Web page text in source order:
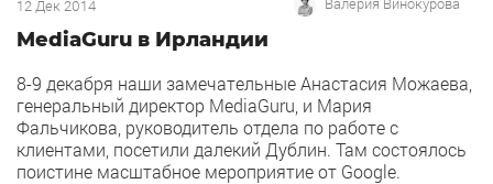
12 Дек 2014
MediaGuru в Ирландии
8-9 декабря наши замечательные Анастасия Можаева,
генеральный директор MediaGuru, и Мария
Фальчикова, руководитель отдела по работе с
клиентами, посетили далекий Дублин. Там состоялось
поистине масштабное мероприятие от Google.